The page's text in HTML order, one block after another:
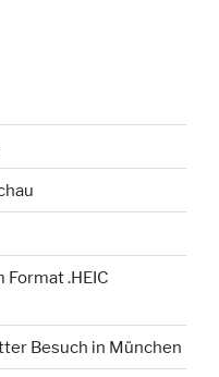
.HEIC
Besuch in München